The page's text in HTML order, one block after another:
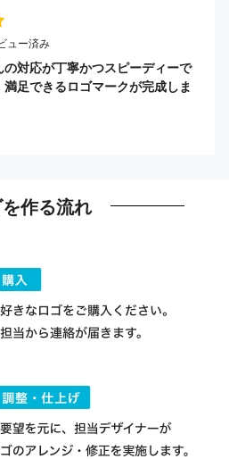
ュー済み
対応が丁寧かつスピーディーで
満足できるロゴマークが完成しま
作る流れ